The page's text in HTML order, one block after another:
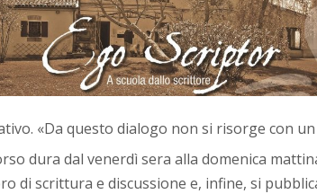
«Da questo dialogo non si risorge con
dura dal venerdì sera alla domenica
di scrittura e discussione e, infine, si